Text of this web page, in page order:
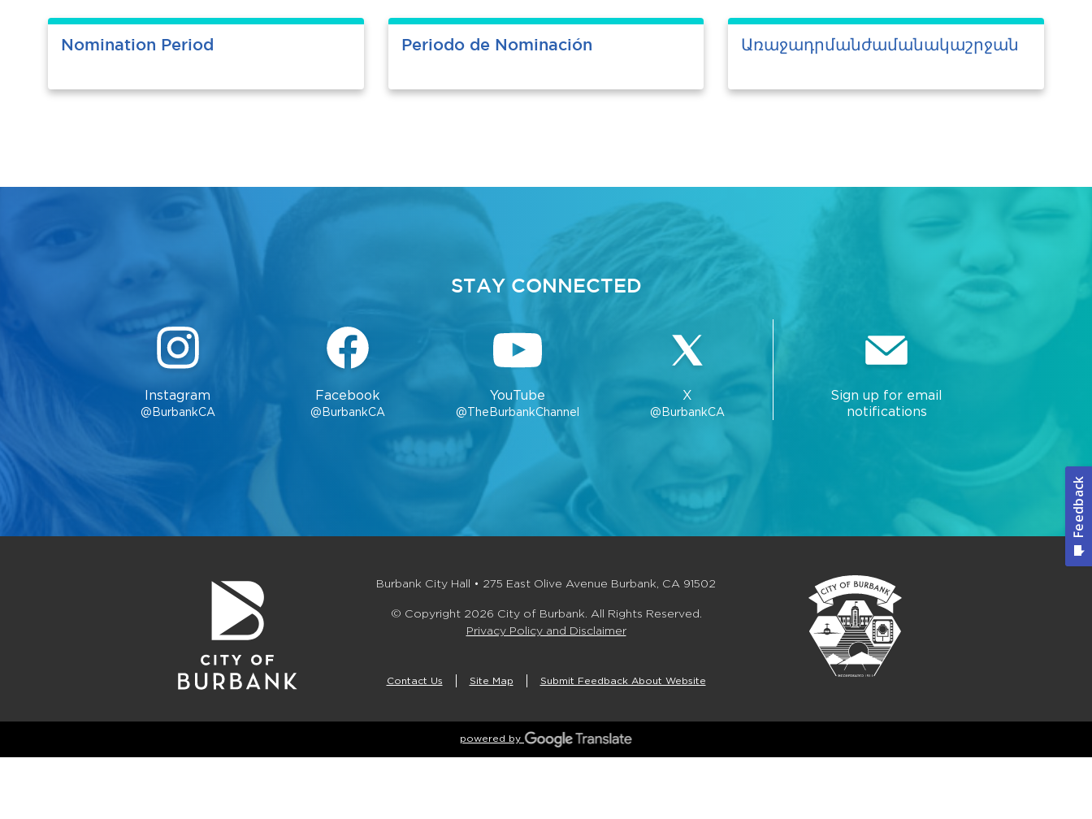
Nomination Period Periodo de Nominación Առաջադրմանժամանակաշրջան
STAY CONNECTED
Instagram
@BurbankCA
Facebook
@BurbankCA
YouTube
@TheBurbankChannel
X
@BurbankCA
Sign up for email
notifications
Burbank City Hall • 275 East Olive Avenue Burbank, CA 91502
© Copyright 2026 City of Burbank. All Rights Reserved.
Privacy Policy and Disclaimer
Contact Us Site Map Submit Feedback About Website
powered by